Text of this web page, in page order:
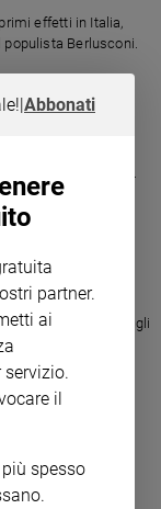
effetti in Italia,
Berlusconi.
il nostro Paese.
sicurezza.
decisivi per gli
ne mette in
industriale.
|Abbonati
partner.
ai
il
spesso